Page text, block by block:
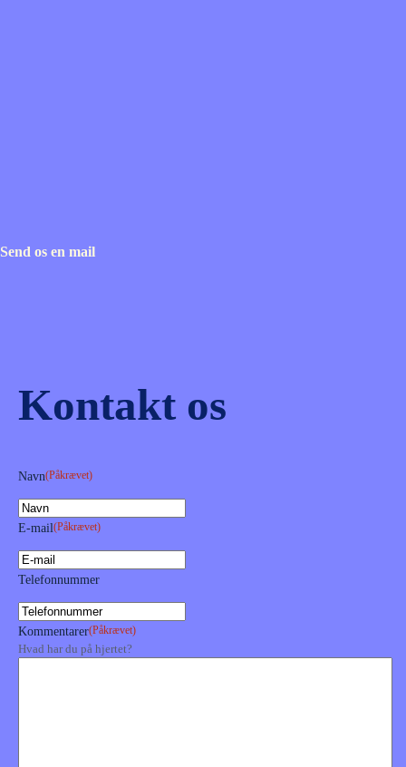
Send os en mail
Kontakt os
Navn(Påkrævet)
E-mail(Påkrævet)
Telefonnummer
Kommentarer(Påkrævet)
Hvad har du på hjertet?